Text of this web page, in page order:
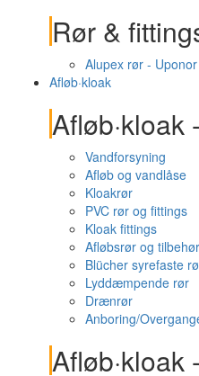
Rør &
Alupex rør - Uponor
Afløb·kloak
Afløb·kloak
Vandforsyning
Afløb og vandlåse
Kloakrør
PVC rør og fittings
Kloak fittings
Afløbsrør og tilbehør
Blücher syrefaste
Lyddæmpende rør
Drænrør
Anboring/
Afløb·kloak